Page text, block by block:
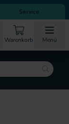
Service
Warenkorb Menü